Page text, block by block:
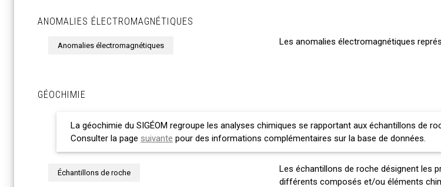
ANOMALIES ÉLECTROMAGNÉTIQUES
Anomalies électromagnétiques Les anomalies électromagnétiques
GÉOCHIMIE
La géochimie du SIGÉOM regroupe les analyses chimiques se rapportant aux échantillons de
Consulter la page suivante pour des informations complémentaires sur la base de données.
Échantillons de roche
Les échantillons de roche désignent les
différents composés et/ou éléments